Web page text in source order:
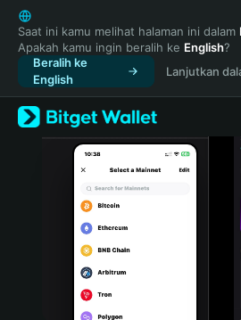
English
日本語
Tiếng Việt
Русский
Español (Latinoamérica)
Türkçe
Italiano
Português (Portugal)
Bahasa Indonesia
Saat ini kamu melihat halaman ini dalam
Apakah kamu ingin beralih ke English?
Beralih ke
English
Lanjutkan